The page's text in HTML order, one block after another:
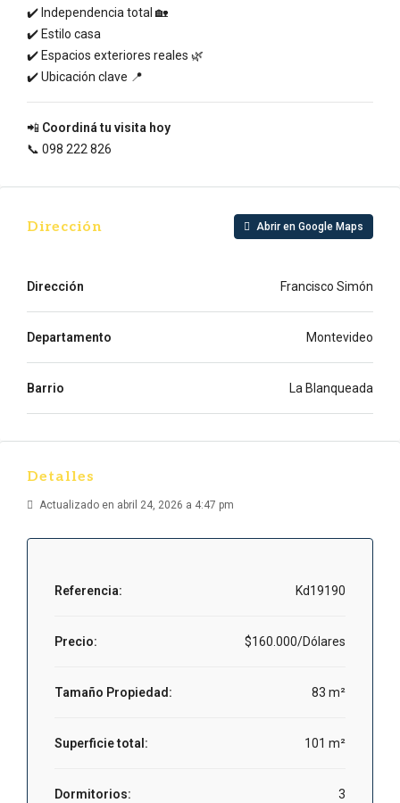
✔️ Independencia total 🏡
✔️ Estilo casa
✔️ Espacios exteriores reales 🌿
✔️ Ubicación clave 📍
📲 Coordiná tu visita hoy
📞 098 222 826
Dirección Abrir en Google Maps
Dirección Francisco Simón
Departamento Montevideo
Barrio La Blanqueada
Detalles
Actualizado en abril 24, 2026 a 4:47 pm
Referencia: Kd19190
Precio: $160.000/Dólares
Tamaño Propiedad: 83 m²
Superficie total: 101 m²
Dormitorios: 3